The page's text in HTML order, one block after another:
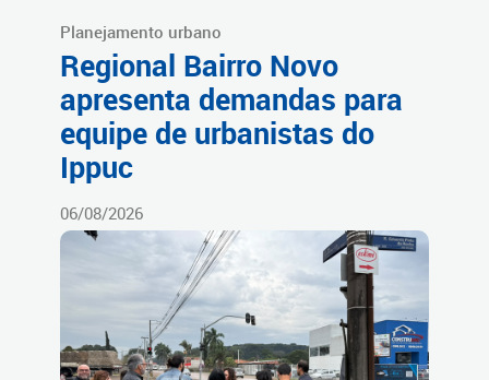
Planejamento urbano
Regional Bairro Novo
apresenta demandas para
equipe de urbanistas do
Ippuc
06/08/2026